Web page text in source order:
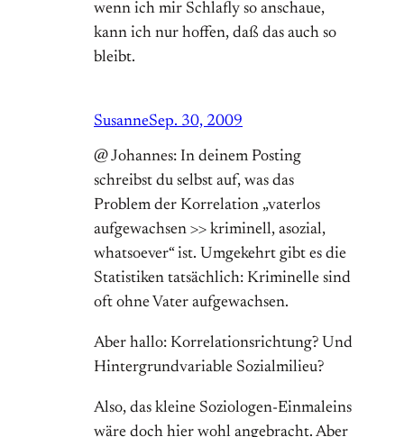
wenn ich mir Schlafly so anschaue,
kann ich nur hoffen, daß das auch so
bleibt.
SusanneSep. 30, 2009
@ Johannes: In deinem Posting
schreibst du selbst auf, was das
Problem der Korrelation „vaterlos
aufgewachsen >> kriminell, asozial,
whatsoever“ ist. Umgekehrt gibt es die
Statistiken tatsächlich: Kriminelle sind
oft ohne Vater aufgewachsen.
Aber hallo: Korrelationsrichtung? Und
Hintergrundvariable Sozialmilieu?
Also, das kleine Soziologen-Einmaleins
wäre doch hier wohl angebracht. Aber